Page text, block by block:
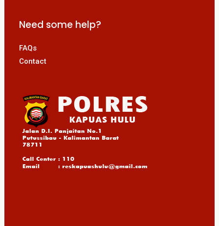
Need some help?
FAQs
Contact